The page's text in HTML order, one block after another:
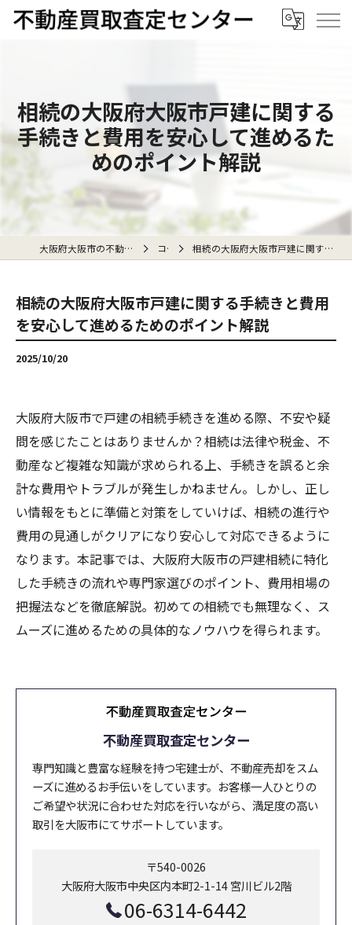
相続の大阪府大阪市戸建に関する
手続きと費用を安心して進めるた
めのポイント解説
大阪府大阪市の不動産売却なら不動産買取査定センター コラム 相続の大阪府大阪市戸建に関する手続きと費用を安心して進めるためのポイント解説
相続の大阪府大阪市戸建に関する手続きと費用
を安心して進めるためのポイント解説
2025/10/20
大阪府大阪市で戸建の相続手続きを進める際、不安や疑
問を感じたことはありませんか？相続は法律や税金、不
動産など複雑な知識が求められる上、手続きを誤ると余
計な費用やトラブルが発生しかねません。しかし、正し
い情報をもとに準備と対策をしていけば、相続の進行や
費用の見通しがクリアになり安心して対応できるように
なります。本記事では、大阪府大阪市の戸建相続に特化
した手続きの流れや専門家選びのポイント、費用相場の
把握法などを徹底解説。初めての相続でも無理なく、ス
ムーズに進めるための具体的なノウハウを得られます。
不動産買取査定センター
専門知識と豊富な経験を持つ宅建士が、不動産売却をスム
ーズに進めるお手伝いをしています。お客様一人ひとりの
ご希望や状況に合わせた対応を行いながら、満足度の高い
取引を大阪市にてサポートしています。
〒540-0026
大阪府大阪市中央区内本町2-1-14 宮川ビル2階
06-6314-6442